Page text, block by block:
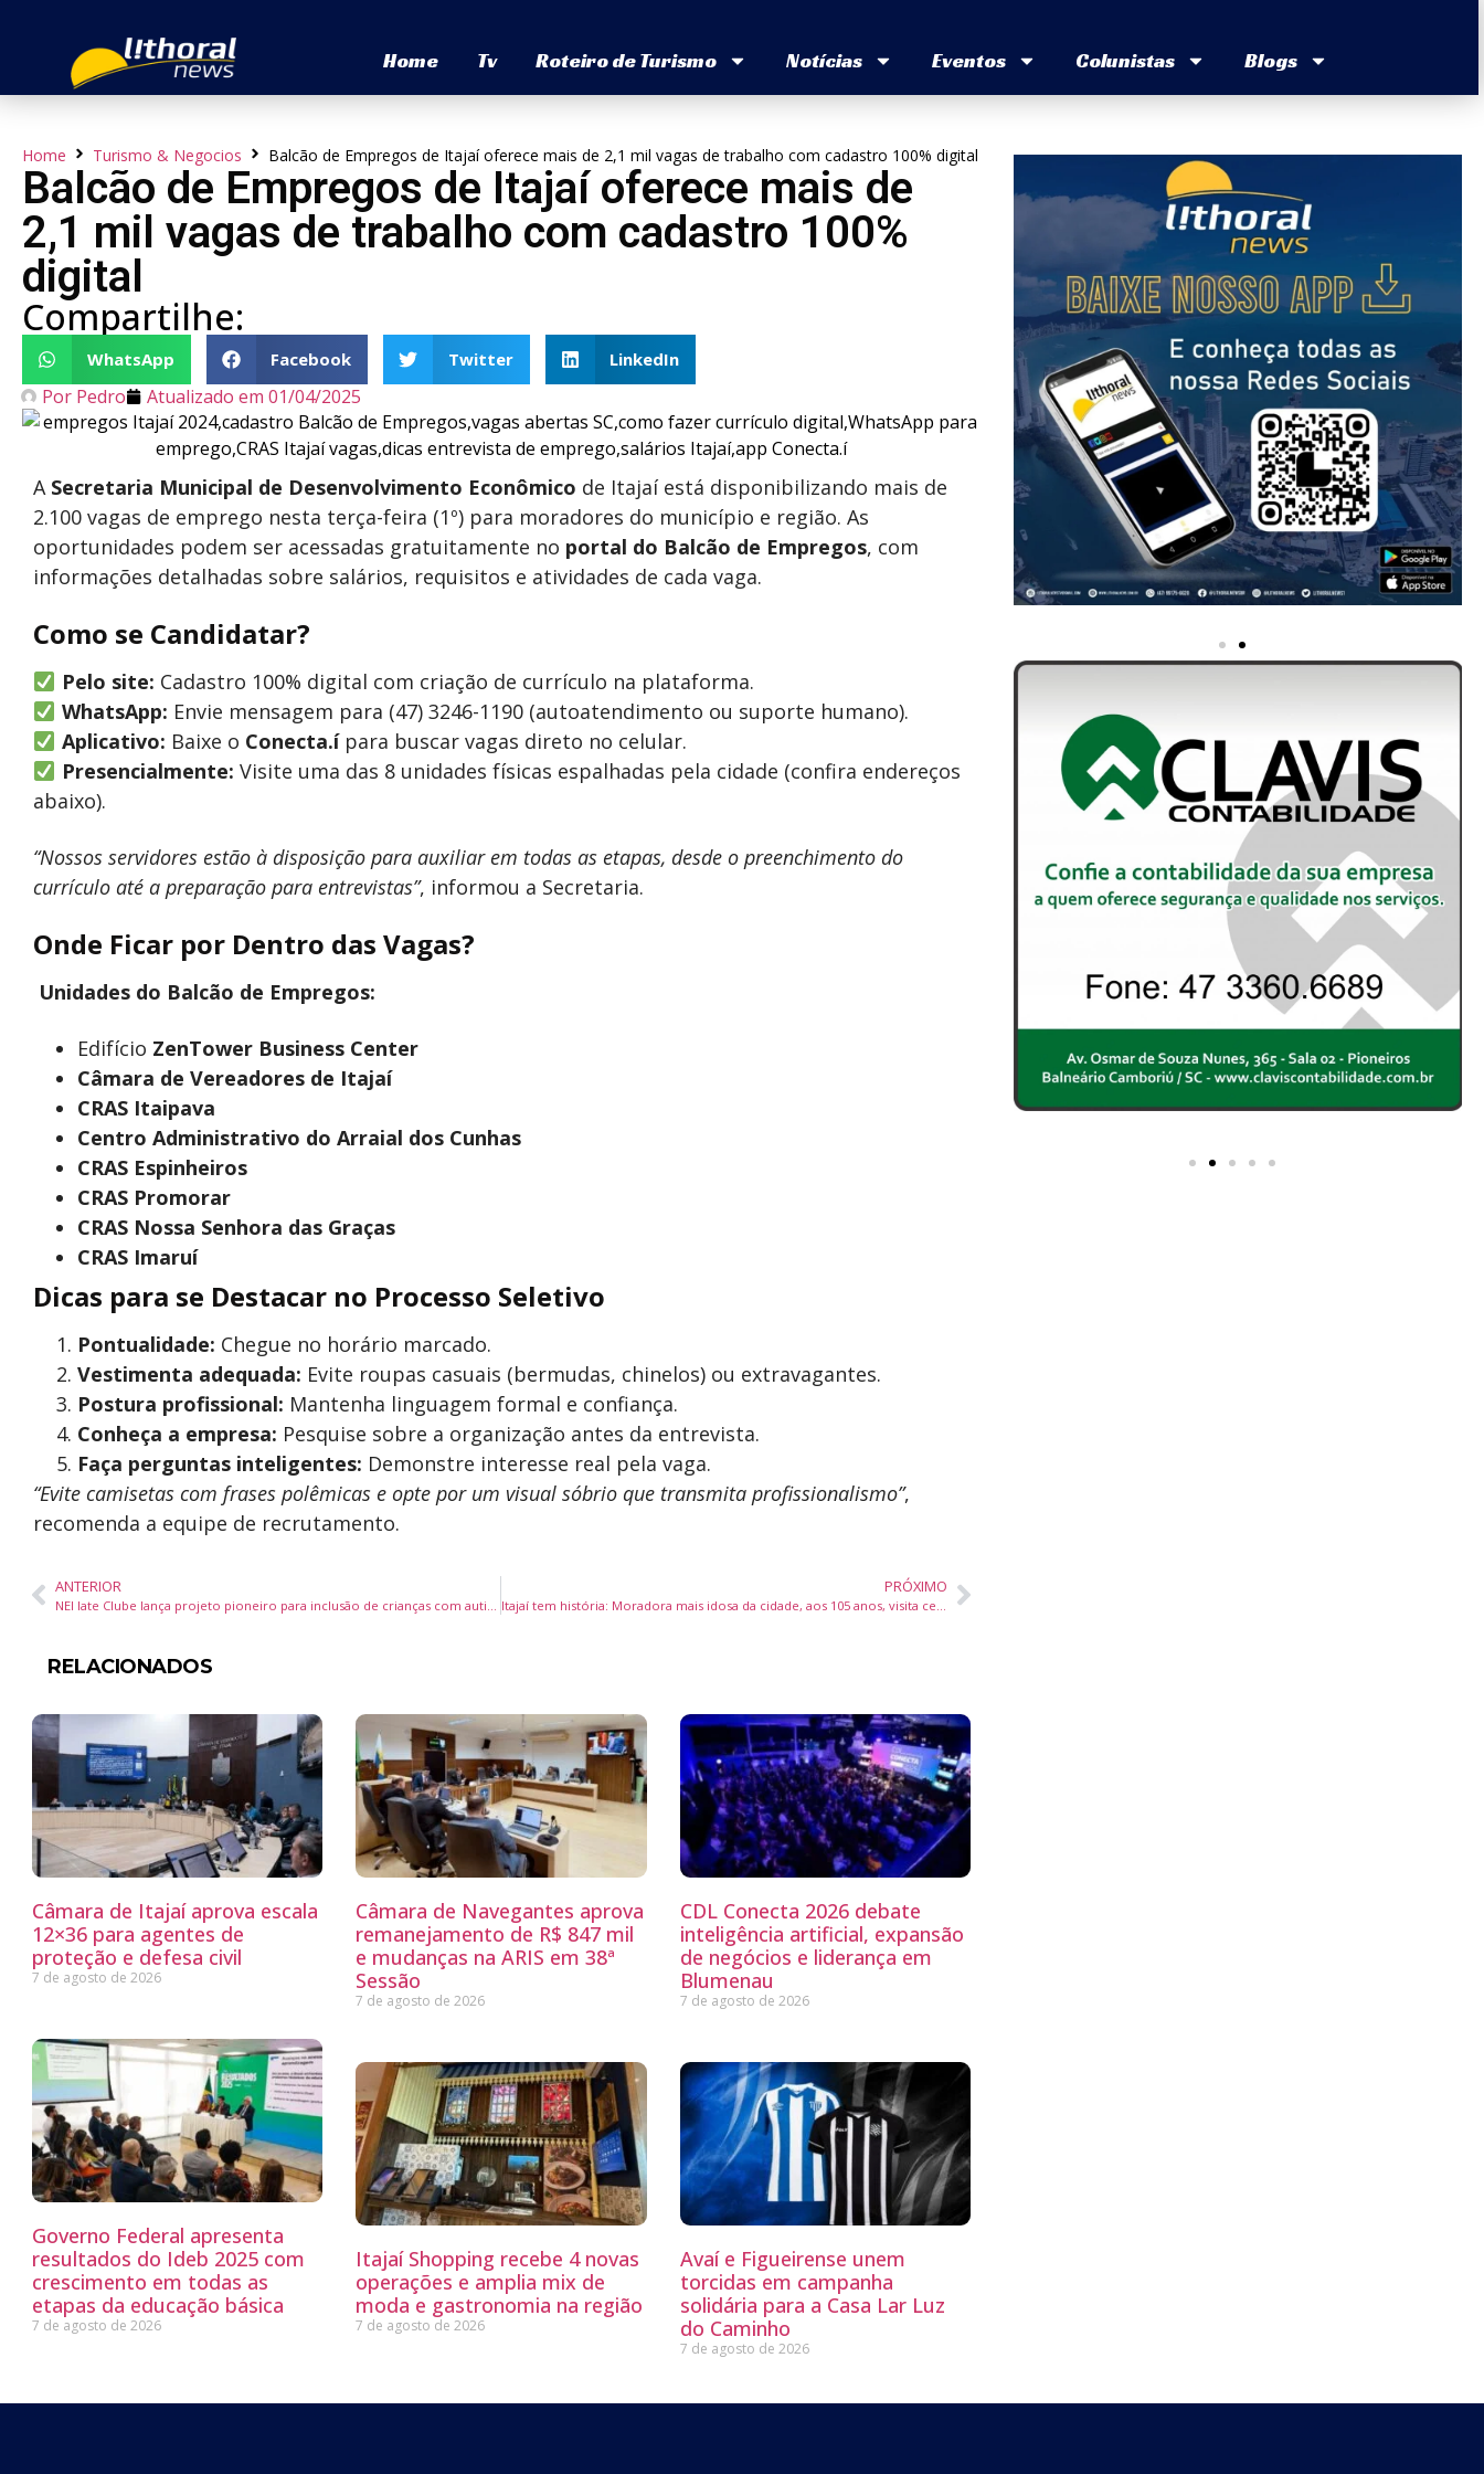
Home Tv Roteiro de Turismo Notícias Eventos Colunistas Blogs
Home Turismo & Negocios Balcão de Empregos de Itajaí oferece mais de 2,1 mil vagas de trabalho com cadastro 100% digital
Balcão de Empregos de Itajaí oferece mais de
2,1 mil vagas de trabalho com cadastro 100%
digital
Compartilhe:
WhatsApp Facebook Twitter LinkedIn
Por Pedro Atualizado em 01/04/2025
A Secretaria Municipal de Desenvolvimento Econômico de Itajaí está disponibilizando mais de
2.100 vagas de emprego nesta terça-feira (1º) para moradores do município e região. As
oportunidades podem ser acessadas gratuitamente no portal do Balcão de Empregos, com
informações detalhadas sobre salários, requisitos e atividades de cada vaga.
Como se Candidatar?
Pelo site: Cadastro 100% digital com criação de currículo na plataforma.
WhatsApp: Envie mensagem para (47) 3246-1190 (autoatendimento ou suporte humano).
Aplicativo: Baixe o Conecta.ípara buscar vagas direto no celular.
Presencialmente: Visite uma das 8 unidades físicas espalhadas pela cidade (confira endereços
abaixo).
“Nossos servidores estão à disposição para auxiliar em todas as etapas, desde o preenchimento do
currículo até a preparação para entrevistas”, informou a Secretaria.
Onde Ficar por Dentro das Vagas?
Unidades do Balcão de Empregos:
Edifício ZenTower Business Center
Câmara de Vereadores de Itajaí
CRAS Itaipava
Centro Administrativo do Arraial dos Cunhas
CRAS Espinheiros
CRAS Promorar
CRAS Nossa Senhora das Graças
CRAS Imaruí
Dicas para se Destacar no Processo Seletivo
Pontualidade: Chegue no horário marcado.
Vestimenta adequada: Evite roupas casuais (bermudas, chinelos) ou extravagantes.
Postura profissional: Mantenha linguagem formal e confiança.
Conheça a empresa: Pesquise sobre a organização antes da entrevista.
Faça perguntas inteligentes: Demonstre interesse real pela vaga.
“Evite camisetas com frases polêmicas e opte por um visual sóbrio que transmita profissionalismo”,
recomenda a equipe de recrutamento.
ANTERIOR PRÓXIMO
RELACIONADOS
Câmara de Itajaí aprova escala
12×36 para agentes de
proteção e defesa civil
7 de agosto de 2026
Câmara de Navegantes aprova
remanejamento de R$ 847 mil
e mudanças na ARIS em 38ª
Sessão
7 de agosto de 2026
CDL Conecta 2026 debate
inteligência artificial, expansão
de negócios e liderança em
Blumenau
7 de agosto de 2026
Governo Federal apresenta
resultados do Ideb 2025 com
crescimento em todas as
etapas da educação básica
7 de agosto de 2026
Itajaí Shopping recebe 4 novas
operações e amplia mix de
moda e gastronomia na região
7 de agosto de 2026
Avaí e Figueirense unem
torcidas em campanha
solidária para a Casa Lar Luz
do Caminho
7 de agosto de 2026